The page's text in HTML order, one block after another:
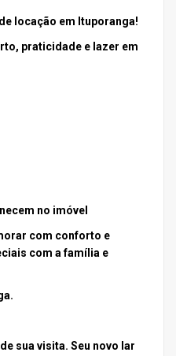
locação em Ituporanga!
praticidade e lazer em
no imóvel
com conforto e
com a família e
sua visita. Seu novo lar